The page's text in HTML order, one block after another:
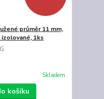
průměr 11 mm,
1ks
Skladem
košíku